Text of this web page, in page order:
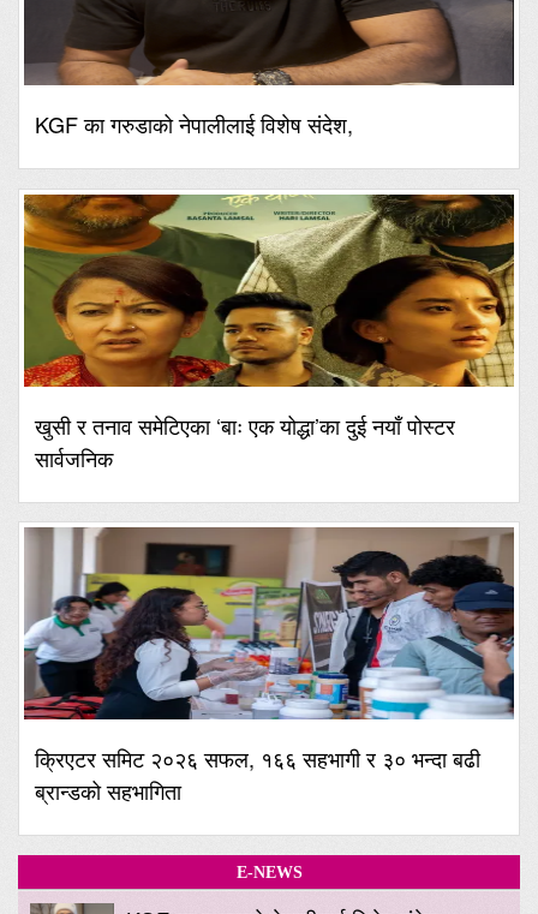
KGF का गरुडाको नेपालीलाई विशेष संदेश,
खुसी र तनाव समेटिएका ‘बाः एक योद्धा’का दुई नयाँ पोस्टर
सार्वजनिक
क्रिएटर समिट २०२६ सफल, १६६ सहभागी र ३० भन्दा बढी
ब्रान्डको सहभागिता
E-NEWS